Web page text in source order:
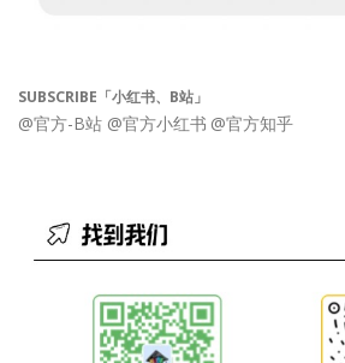
SUBSCRIBE「小红书、B站」
@官方-B站 @官方小红书 @官方知乎